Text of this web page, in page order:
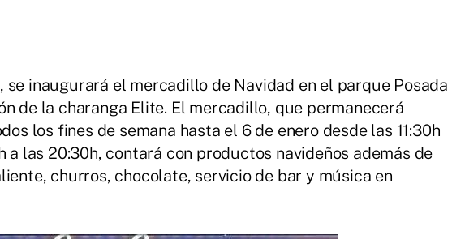
se inaugurará el mercadillo de Navidad en el parque Posada
de la charanga Elite. El mercadillo, que permanecerá
los fines de semana hasta el 6 de enero desde las 11:30h
a las 20:30h, contará con productos navideños además de
churros, chocolate, servicio de bar y música en